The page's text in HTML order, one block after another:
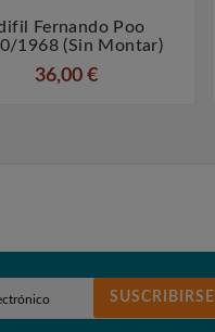
 
Fernando Poo
1968 (sin Montar)
36,00 €
SUSCRIBIRSE